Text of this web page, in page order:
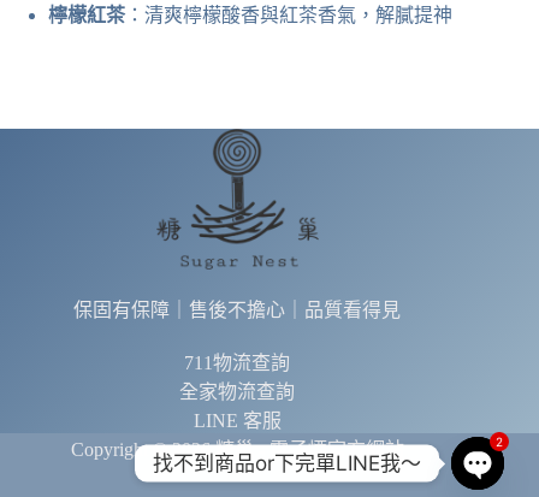
檸檬紅茶 ：清爽檸檬酸香與紅茶香氣，解膩提神
保固有保障｜售後不擔心｜品質看得見
711物流查詢
全家物流查詢
LINE 客服
Copyright © 2026 糖巢 - 電子煙官方網站
找不到商品or下完單LINE我～
2